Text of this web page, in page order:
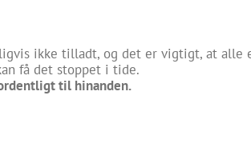
ikke tilladt, og det er vigtigt, at alle
få det stoppet i tide.
til hinanden.